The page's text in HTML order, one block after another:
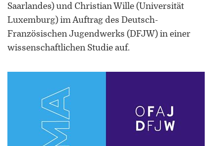
Luxemburg
Leiter des Interdisziplinären
Kompetenzzentrums „UniGR-Center
for Border Studies“
Forschung zu Raum-, Identitäts-,
Praxis-, Grenztheorien und
vergrenzten Lebenswelten
Saarlandes) und Christian Wille (Universität
Luxemburg) im Auftrag des Deutsch-
Französischen Jugendwerks (DFJW) in einer
wissenschaftlichen Studie auf.